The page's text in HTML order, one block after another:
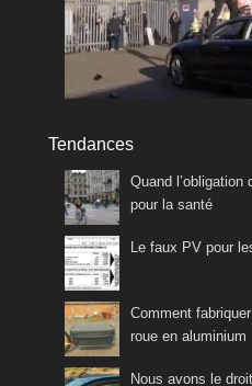
Tendances
Quand
pour la santé
Le faux PV pour
Comment
roue en aluminium
Nous avons le